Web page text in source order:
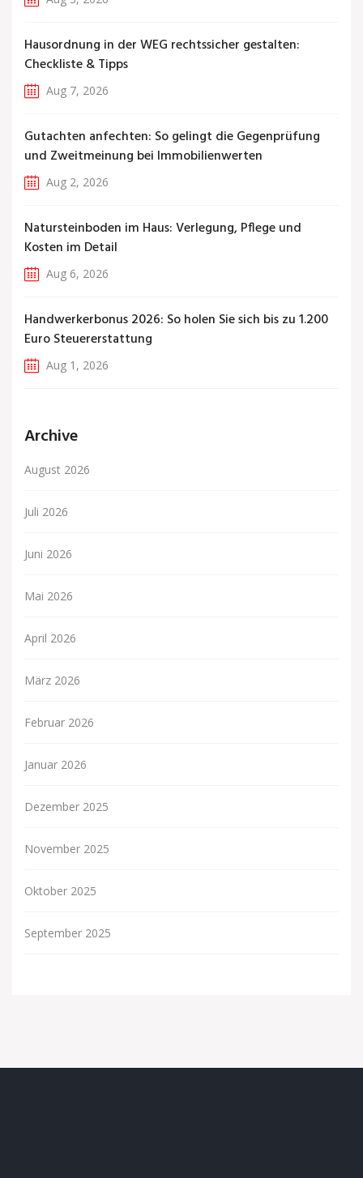
Hausordnung in der WEG rechtssicher gestalten:
Checkliste & Tipps
Aug 7, 2026
Gutachten anfechten: So gelingt die Gegenprüfung
und Zweitmeinung bei Immobilienwerten
Aug 2, 2026
Natursteinboden im Haus: Verlegung, Pflege und
Kosten im Detail
Aug 6, 2026
Handwerkerbonus 2026: So holen Sie sich bis zu 1.200
Euro Steuererstattung
Aug 1, 2026
Archive
August 2026
Juli 2026
Juni 2026
Mai 2026
April 2026
März 2026
Februar 2026
Januar 2026
Dezember 2025
November 2025
Oktober 2025
September 2025